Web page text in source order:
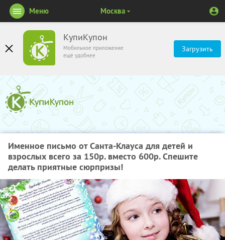
КупиКупон
Мобильное приложение
ещё удобнее
Загрузить
Меню Москва
Именное письмо от Санта-Клауса для детей и
взрослых всего за 150р. вместо 600р. Спешите
делать приятные сюрпризы!